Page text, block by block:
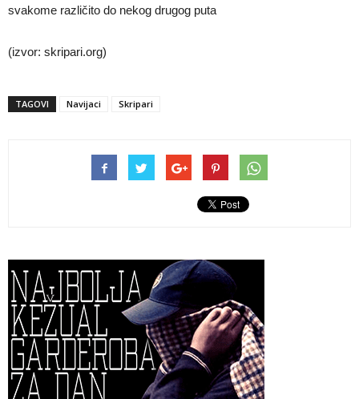
svakome različito do nekog drugog puta
(izvor: skripari.org)
TAGOVI Navijaci Skripari